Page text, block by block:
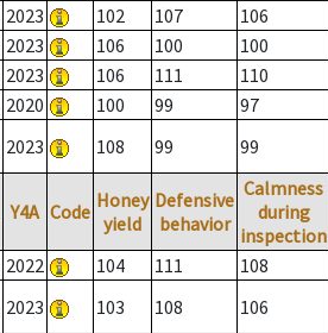
2023 102 107 106
2023 106 100 100
2023 106 111 110
2020 100 99 97
2023 108 99 99
Y4A Code Honey
yield
Defensive
behavior
Calmness
during
inspection
2022 104 111 108
2023 103 108 106